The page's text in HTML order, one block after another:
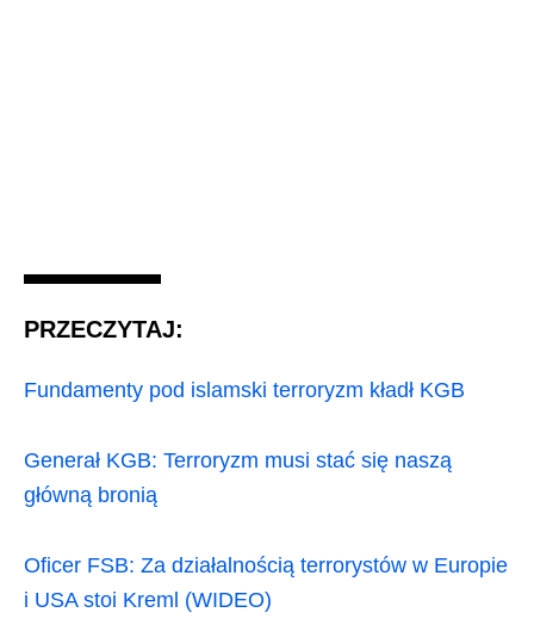
PRZECZYTAJ:
Fundamenty pod islamski terroryzm kładł KGB
Generał KGB: Terroryzm musi stać się naszą
główną bronią
Oficer FSB: Za działalnością terrorystów w Europie
i USA stoi Kreml (WIDEO)